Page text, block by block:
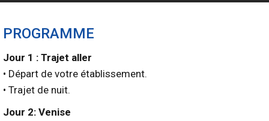
PROGRAMME
Jour 1 : Trajet aller
• Départ de votre établissement.
• Trajet de nuit.
Jour 2: Venise